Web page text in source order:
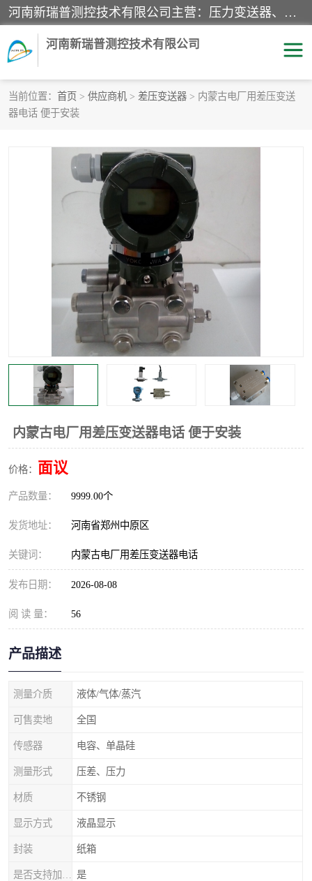
河南新瑞普测控技术有限公司主营：压力变送器、液位变送器、差压变送器、雷达料位计、电容物位计、温度显示控制仪表、电量变送器、流量计、工业自动化系统成套设备。
河南新瑞普测控技术有限公司
当前位置： 首页 > 供应商机 > 差压变送器 > 内蒙古电厂用差压变送
器电话 便于安装
内蒙古电厂用差压变送器电话 便于安装
价格： 面议
产品数量： 9999.00个
发货地址： 河南省郑州中原区
关键词： 内蒙古电厂用差压变送器电话
发布日期： 2026-08-08
阅 读 量： 56
产品描述
测量介质 液体/气体/蒸汽
可售卖地 全国
传感器 电容、单晶硅
测量形式 压差、压力
材质 不锈钢
显示方式 液晶显示
封装 纸箱
是
霍尼韦尔压力变送器
1151/3351产品分类 精巧型压力变送器
液位变送器 雷达料位计
标准型工业压力变送器 罐旁显示仪
温度传感器变送器
压力变送器 电容物位计
温度显示控制仪表 电量变送器
流量计 工业自动化系统成套设备